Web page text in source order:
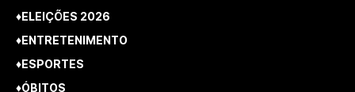
♦ELEIÇÕES 2026
♦ENTRETENIMENTO
♦ESPORTES
♦ÓBITOS